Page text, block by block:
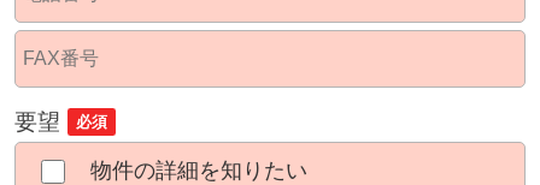
要望 必須
物件の詳細を知りたい